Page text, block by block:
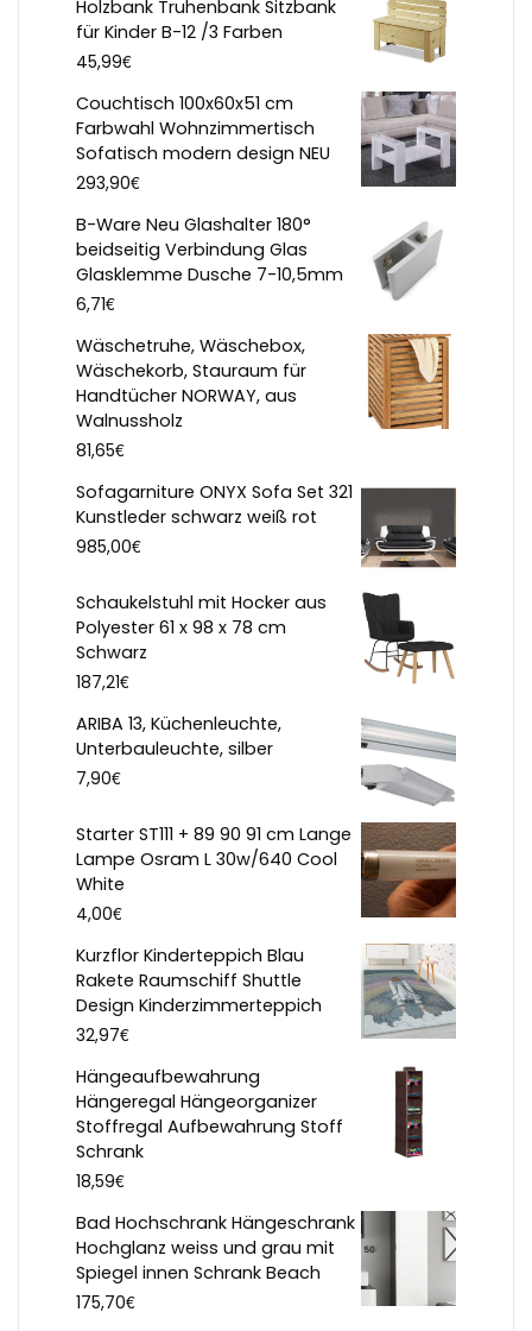
Holzbank Truhenbank Sitzbank
für Kinder B-12 /3 Farben
45,99€
Couchtisch 100x60x51 cm
Farbwahl Wohnzimmertisch
Sofatisch modern design NEU
293,90€
B-Ware Neu Glashalter 180°
beidseitig Verbindung Glas
Glasklemme Dusche 7-10,5mm
6,71€
Wäschetruhe, Wäschebox,
Wäschekorb, Stauraum für
Handtücher NORWAY, aus
Walnussholz
81,65€
Sofagarniture ONYX Sofa Set 321
Kunstleder schwarz weiß rot
985,00€
Schaukelstuhl mit Hocker aus
Polyester 61 x 98 x 78 cm
Schwarz
187,21€
ARIBA 13, Küchenleuchte,
Unterbauleuchte, silber
7,90€
Starter ST111 + 89 90 91 cm Lange
Lampe Osram L 30w/640 Cool
White
4,00€
Kurzflor Kinderteppich Blau
Rakete Raumschiff Shuttle
Design Kinderzimmerteppich
32,97€
Hängeaufbewahrung
Hängeregal Hängeorganizer
Stoffregal Aufbewahrung Stoff
Schrank
18,59€
Bad Hochschrank Hängeschrank
Hochglanz weiss und grau mit
Spiegel innen Schrank Beach
175,70€